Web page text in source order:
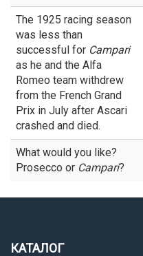
The 1925 racing season
was less than
successful for Campari
as he and the Alfa
Romeo team withdrew
from the French Grand
Prix in July after Ascari
crashed and died.
What would you like?
Prosecco or Campari?
КАТАЛОГ